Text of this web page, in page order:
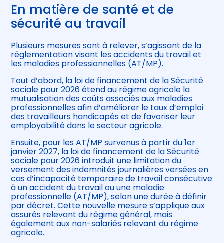
En matière de santé et de
sécurité au travail
Plusieurs mesures sont à relever, s’agissant de la
réglementation visant les accidents du travail et
les maladies professionnelles (AT/MP).
Tout d’abord, la loi de financement de la Sécurité
sociale pour 2026 étend au régime agricole la
mutualisation des coûts associés aux maladies
professionnelles afin d’améliorer le taux d’emploi
des travailleurs handicapés et de favoriser leur
employabilité dans le secteur agricole.
Ensuite, pour les AT/MP survenus à partir du 1er
janvier 2027, la loi de financement de la Sécurité
sociale pour 2026 introduit une limitation du
versement des indemnités journalières versées en
cas d’incapacité temporaire de travail consécutive
à un accident du travail ou une maladie
professionnelle (AT/MP), selon une durée à définir
par décret. Cette nouvelle mesure s’applique aux
assurés relevant du régime général, mais
également aux non-salariés relevant du régime
agricole.